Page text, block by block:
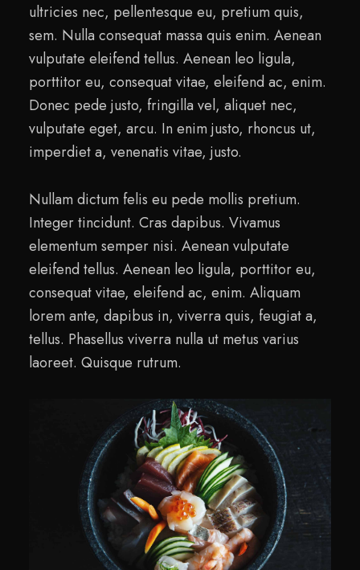
ultricies nec, pellentesque eu, pretium quis,
sem. Nulla consequat massa quis enim. Aenean
vulputate eleifend tellus. Aenean leo ligula,
porttitor eu, consequat vitae, eleifend ac, enim.
Donec pede justo, fringilla vel, aliquet nec,
vulputate eget, arcu. In enim justo, rhoncus ut,
imperdiet a, venenatis vitae, justo.
Nullam dictum felis eu pede mollis pretium.
Integer tincidunt. Cras dapibus. Vivamus
elementum semper nisi. Aenean vulputate
eleifend tellus. Aenean leo ligula, porttitor eu,
consequat vitae, eleifend ac, enim. Aliquam
lorem ante, dapibus in, viverra quis, feugiat a,
tellus. Phasellus viverra nulla ut metus varius
laoreet. Quisque rutrum.